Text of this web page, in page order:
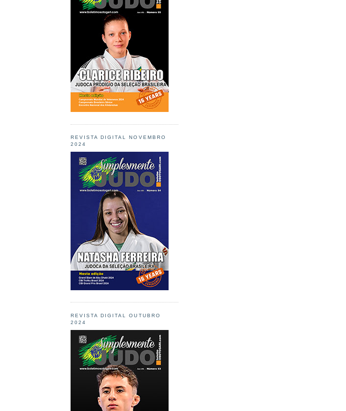
REVISTA DIGITAL NOVEMBRO
2024
REVISTA DIGITAL OUTUBRO
2024